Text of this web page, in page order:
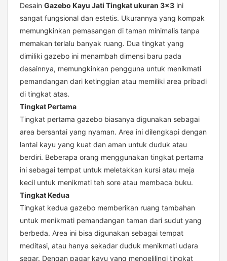
Desain Gazebo Kayu Jati Tingkat ukuran 3×3 ini
sangat fungsional dan estetis. Ukurannya yang kompak
memungkinkan pemasangan di taman minimalis tanpa
memakan terlalu banyak ruang. Dua tingkat yang
dimiliki gazebo ini menambah dimensi baru pada
desainnya, memungkinkan pengguna untuk menikmati
pemandangan dari ketinggian atau memiliki area pribadi
di tingkat atas.
Tingkat Pertama
Tingkat pertama gazebo biasanya digunakan sebagai
area bersantai yang nyaman. Area ini dilengkapi dengan
lantai kayu yang kuat dan aman untuk duduk atau
berdiri. Beberapa orang menggunakan tingkat pertama
ini sebagai tempat untuk meletakkan kursi atau meja
kecil untuk menikmati teh sore atau membaca buku.
Tingkat Kedua
Tingkat kedua gazebo memberikan ruang tambahan
untuk menikmati pemandangan taman dari sudut yang
berbeda. Area ini bisa digunakan sebagai tempat
meditasi, atau hanya sekadar duduk menikmati udara
segar. Dengan pagar kayu yang mengelilingi tingkat